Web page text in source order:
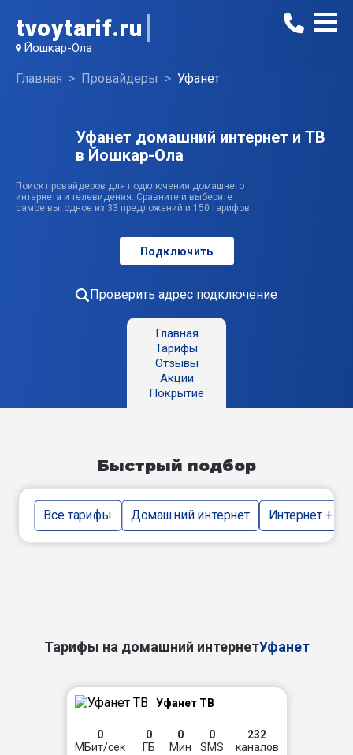
tvoytarif.ru
Йошкар-Ола
Главная Провайдеры Уфанет
Уфанет домашний интернет и ТВ
в Йошкар-Ола
Поиск провайдеров для подключения домашнего
интернета и телевидения. Сравните и выберите
самое выгодное из 33 предложений и 150 тарифов
Подключить
Проверить адрес подключение
Главная
Тарифы
Отзывы
Акции
Покрытие
Быстрый подбор
Все тарифы Домашний интернет Интернет + тв
Тарифы на домашний интернетУфанет
Уфанет ТВ
0
МБит/сек
0
ГБ
0
Мин
0
SMS
232
каналов